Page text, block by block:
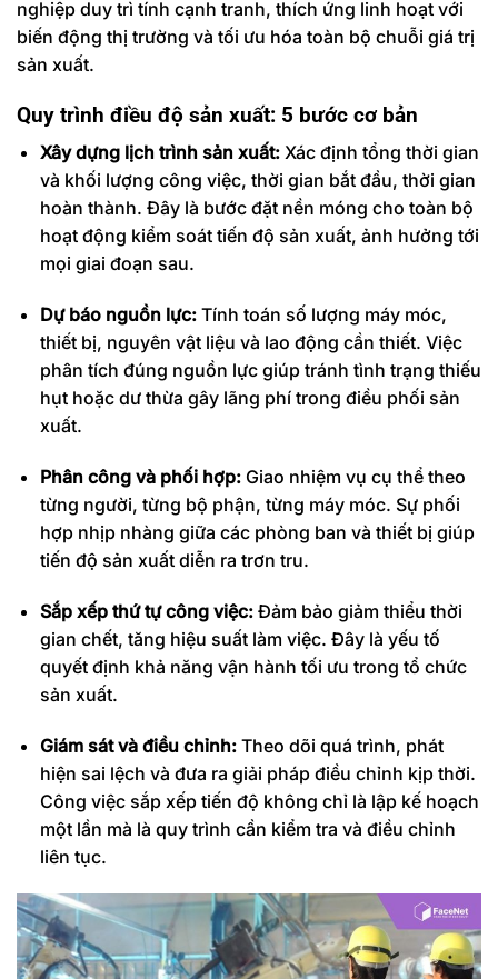
nghiệp duy trì tính cạnh tranh, thích ứng linh hoạt với
biến động thị trường và tối ưu hóa toàn bộ chuỗi giá trị
sản xuất.
Quy trình điều độ sản xuất: 5 bước cơ bản
Xây dựng lịch trình sản xuất: Xác định tổng thời gian
và khối lượng công việc, thời gian bắt đầu, thời gian
hoàn thành. Đây là bước đặt nền móng cho toàn bộ
hoạt động kiểm soát tiến độ sản xuất, ảnh hưởng tới
mọi giai đoạn sau.
Dự báo nguồn lực: Tính toán số lượng máy móc,
thiết bị, nguyên vật liệu và lao động cần thiết. Việc
phân tích đúng nguồn lực giúp tránh tình trạng thiếu
hụt hoặc dư thừa gây lãng phí trong điều phối sản
xuất.
Phân công và phối hợp: Giao nhiệm vụ cụ thể theo
từng người, từng bộ phận, từng máy móc. Sự phối
hợp nhịp nhàng giữa các phòng ban và thiết bị giúp
tiến độ sản xuất diễn ra trơn tru.
Sắp xếp thứ tự công việc: Đảm bảo giảm thiểu thời
gian chết, tăng hiệu suất làm việc. Đây là yếu tố
quyết định khả năng vận hành tối ưu trong tổ chức
sản xuất.
Giám sát và điều chỉnh: Theo dõi quá trình, phát
hiện sai lệch và đưa ra giải pháp điều chỉnh kịp thời.
Công việc sắp xếp tiến độ không chỉ là lập kế hoạch
một lần mà là quy trình cần kiểm tra và điều chỉnh
liên tục.